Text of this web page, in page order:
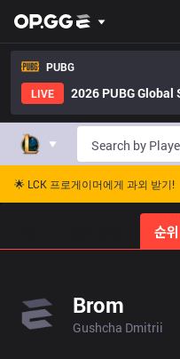
PUBG
LIVE
2026 PUBG Global
🌟 LCK 프로게이머에게 과외 받기!
순위
Brom
Gushcha Dmitrii